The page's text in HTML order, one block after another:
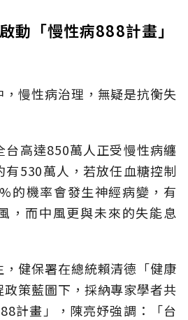
動「慢性病888計畫」
慢性病治理，無疑是抗衡失
台高達850萬人正受慢性病纏
有530萬人，若放任血糖控制
的機率會發生神經病變，有
，而中風更與未來的失能息
健保署在總統賴清德「健康
策藍圖下，採納專家學者共
計畫」，陳亮妤強調：「台